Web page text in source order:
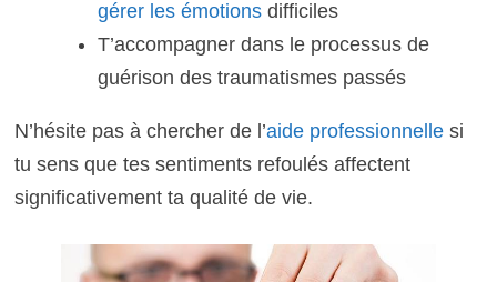
gérer les émotionsdifficiles
T’accompagner dans le processus de
guérison des traumatismes passés
N’hésite pas à chercher de l’aide professionnellesi
tu sens que tes sentiments refoulés affectent
significativement ta qualité de vie.